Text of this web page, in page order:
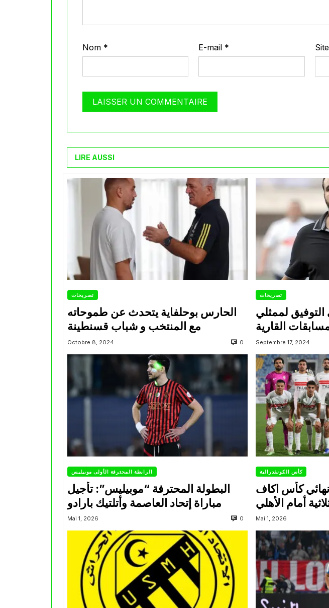
Nom * E-mail *
LIRE AUSSI
تصريحات
الحارس بوحلفاية يتحدث عن طموحاته
مع المنتخب و شباب قسنطينة
Octobre 8, 2024 0
تصريحات
لممثلي
Septembre 17, 2024
الرابطة المحترفة الأولى موبيليس
البطولة المحترفة “موبيليس”: تأجيل
مباراة إتحاد العاصمة وأتلتيك بارادو
Mai 1, 2026 0
كأس الكونفدرالية
كأس اكاف
Mai 1, 2026